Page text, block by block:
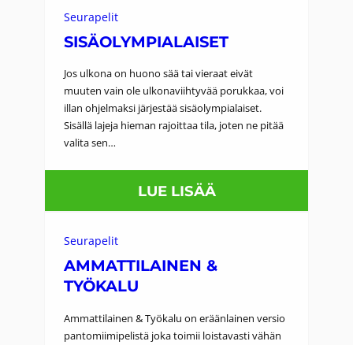
E
T
I
T
T
I
K
Seurapelit
SISÄOLYMPIALAISET
Jos ulkona on huono sää tai vieraat eivät
muuten vain ole ulkonaviihtyvää porukkaa, voi
illan ohjelmaksi järjestää sisäolympialaiset.
Sisällä lajeja hieman rajoittaa tila, joten ne pitää
valita sen…
LUE LISÄÄ:
S
S
O
L
Seurapelit
AMMATTILAINEN &
TYÖKALU
Ammattilainen & Työkalu on eräänlainen versio
pantomiimipelistä joka toimii loistavasti vähän